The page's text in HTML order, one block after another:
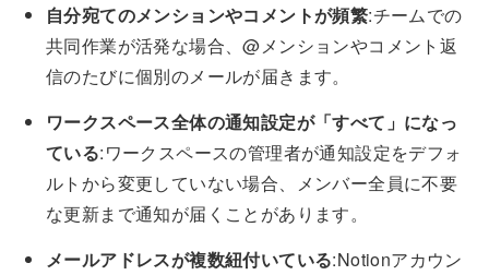
自分宛てのメンションやコメントが頻繁:チームでの
共同作業が活発な場合、@メンションやコメント返
信のたびに個別のメールが届きます。
ワークスペース全体の通知設定が「すべて」になっ
ている:ワークスペースの管理者が通知設定をデフォ
ルトから変更していない場合、メンバー全員に不要
な更新まで通知が届くことがあります。
メールアドレスが複数紐付いている:Notionアカウン